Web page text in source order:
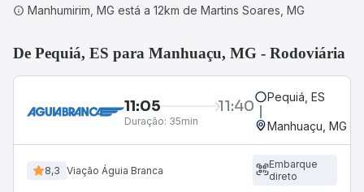
Manhumirim, MG está a 12km de Martins Soares, MG
De Pequiá, ES para Manhuaçu, MG - Rodoviária
11:05 11:40
Duração: 35min
Pequiá, ES
Manhuaçu, MG -
8,3 Viação Águia Branca
Embarque
direto